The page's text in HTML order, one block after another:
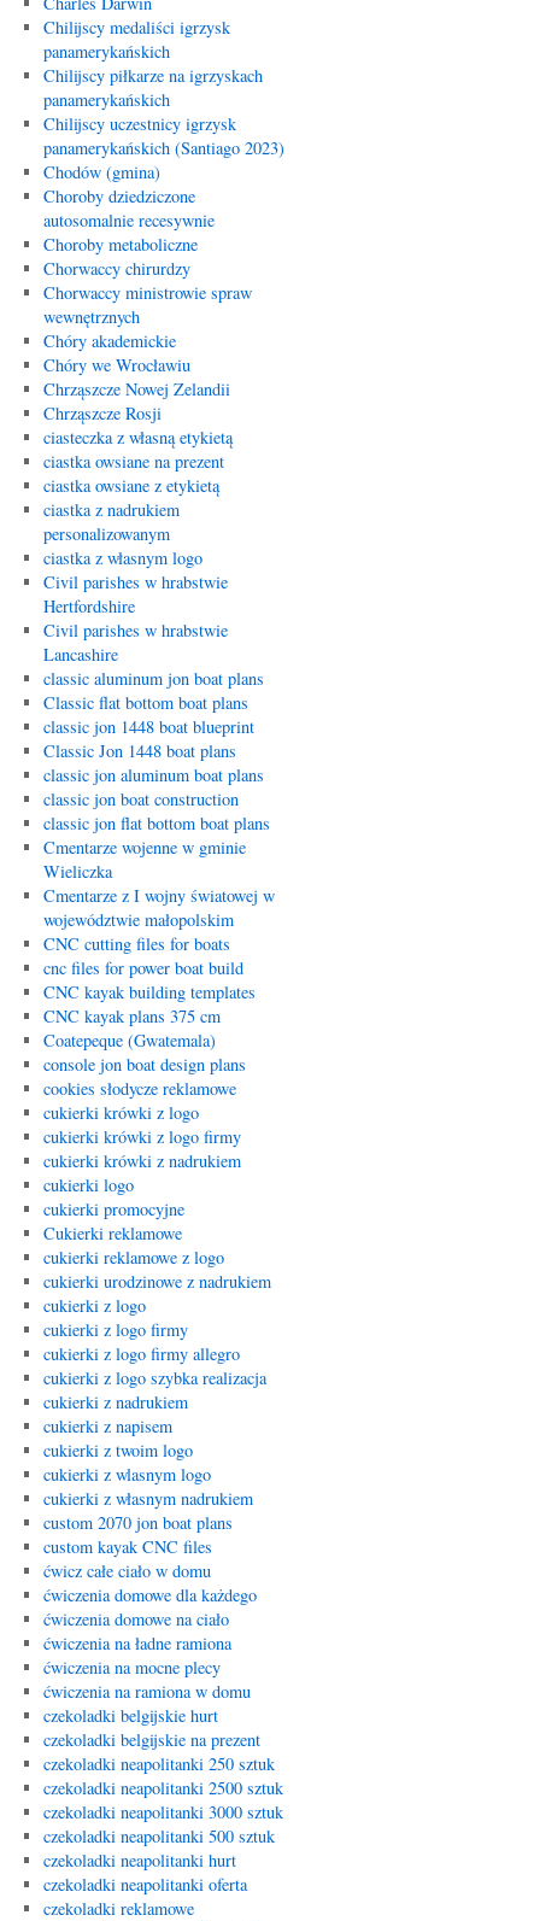
Chilijscy medaliści igrzysk
panamerykańskich
Chilijscy piłkarze na igrzyskach
panamerykańskich
Chilijscy uczestnicy igrzysk
panamerykańskich (Santiago 2023)
Chodów (gmina)
Choroby dziedziczone
autosomalnie recesywnie
Choroby metaboliczne
Chorwaccy chirurdzy
Chorwaccy ministrowie spraw
wewnętrznych
Chóry akademickie
Chóry we Wrocławiu
Chrząszcze Nowej Zelandii
Chrząszcze Rosji
ciasteczka z własną etykietą
ciastka owsiane na prezent
ciastka owsiane z etykietą
ciastka z nadrukiem
personalizowanym
ciastka z własnym logo
Civil parishes w hrabstwie
Hertfordshire
Civil parishes w hrabstwie
Lancashire
classic aluminum jon boat plans
Classic flat bottom boat plans
classic jon 1448 boat blueprint
Classic Jon 1448 boat plans
classic jon aluminum boat plans
classic jon boat construction
classic jon flat bottom boat plans
Cmentarze wojenne w gminie
Wieliczka
Cmentarze z I wojny światowej w
województwie małopolskim
CNC cutting files for boats
cnc files for power boat build
CNC kayak building templates
CNC kayak plans 375 cm
Coatepeque (Gwatemala)
console jon boat design plans
cookies słodycze reklamowe
cukierki krówki z logo
cukierki krówki z logo firmy
cukierki krówki z nadrukiem
cukierki logo
cukierki promocyjne
Cukierki reklamowe
cukierki reklamowe z logo
cukierki urodzinowe z nadrukiem
cukierki z logo
cukierki z logo firmy
cukierki z logo firmy allegro
cukierki z logo szybka realizacja
cukierki z nadrukiem
cukierki z napisem
cukierki z twoim logo
cukierki z wlasnym logo
cukierki z własnym nadrukiem
custom 2070 jon boat plans
custom kayak CNC files
ćwicz całe ciało w domu
ćwiczenia domowe dla każdego
ćwiczenia domowe na ciało
ćwiczenia na ładne ramiona
ćwiczenia na mocne plecy
ćwiczenia na ramiona w domu
czekoladki belgijskie hurt
czekoladki belgijskie na prezent
czekoladki neapolitanki 250 sztuk
czekoladki neapolitanki 2500 sztuk
czekoladki neapolitanki 3000 sztuk
czekoladki neapolitanki 500 sztuk
czekoladki neapolitanki hurt
czekoladki neapolitanki oferta
czekoladki reklamowe